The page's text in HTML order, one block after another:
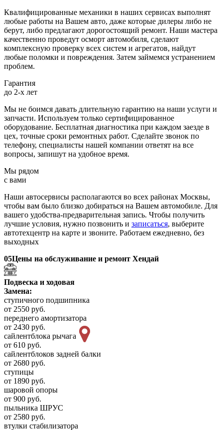
Квалифицированные механики в наших сервисах выполнят
любые работы на Вашем авто, даже которые дилеры либо не
берут, либо предлагают дорогостоящий ремонт. Наши мастера
качественно проведут осморт автомобиля, сделают
комплексную проверку всех систем и агрегатов, найдут
любые поломки и повреждения. Затем займемся устранением
проблем.
Гарантия
до 2-х лет
Мы не боимся давать длительную гарантию на наши услуги и
запчасти. Используем только сертифицированное
оборудование. Бесплатная диагностика при каждом заезде в
цех, точные сроки ремонтных работ. Сделайте звонок по
телефону, специалисты нашей компании ответят на все
вопросы, запишут на удобное время.
Мы рядом
с вами
Наши автосервисы располагаются во всех районах Москвы,
чтобы вам было близко добираться на Вашем автомобиле. Для
вашего удобства-предварительная запись. Чтобы получить
лучшие условия, нужно позвонить и записаться, выберите
автотехцентр на карте и звоните. Работаем ежедневно, без
выходных
05Цены на обслуживание и ремонт Хендай
Подвеска и ходовая
Замена:
ступичного подшипника
от 2550 руб.
переднего амортизатора
от 2430 руб.
сайлентблока рычага
от 610 руб.
сайлентблоков задней балки
от 2680 руб.
ступицы
от 1890 руб.
шаровой опоры
от 900 руб.
пыльника ШРУС
от 2580 руб.
втулки стабилизатора